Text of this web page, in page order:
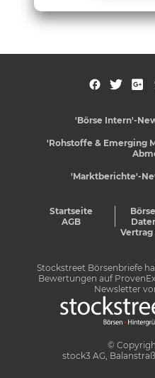
'Börse Intern'-
'Rohstoffe & Emerging
'Marktberichte'-
Startseite
AGB
Stockstreet Börsenbriefe
Bewertungen auf
Newsletter
©
stock3 AG,